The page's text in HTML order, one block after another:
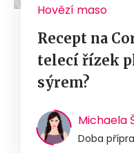
Hovězí maso
Recept na
telecí řízek
sýrem?
Michaela
Doba